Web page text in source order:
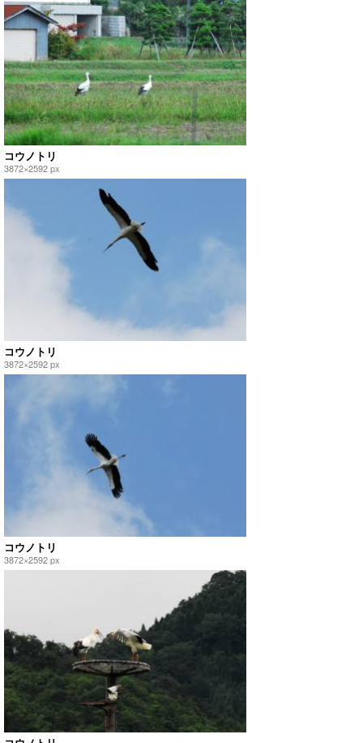
コウノトリ
3872×2592 px
コウノトリ
3872×2592 px
コウノトリ
3872×2592 px